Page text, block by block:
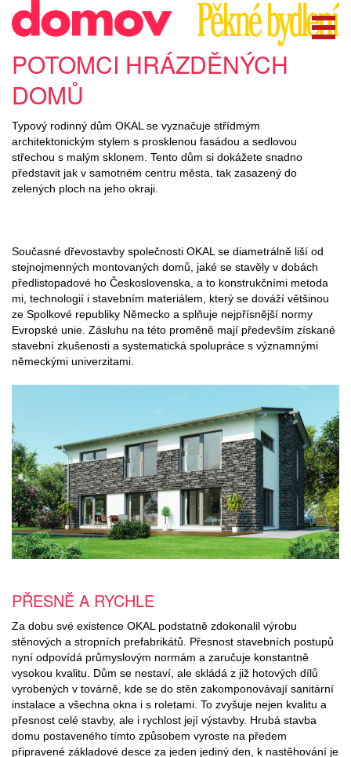
POTOMCI HRÁZDĚNÝCH
DOMŮ
Typový rodinný dům OKAL se vyznačuje střídmým
architektonickým stylem s prosklenou fasádou a sedlovou
střechou s malým sklonem. Tento dům si dokážete snadno
představit jak v samotném centru města, tak zasazený do
zelených ploch na jeho okraji.
Současné dřevostavby společnosti OKAL se diametrálně liší od
stejnojmenných montovaných domů, jaké se stavěly v dobách
předlistopadové ho Československa, a to konstrukčními metoda
mi, technologií i stavebním materiálem, který se dováží většinou
ze Spolkové republiky Německo a splňuje nejpřísnější normy
Evropské unie. Zásluhu na této proměně mají především získané
stavební zkušenosti a systematická spolupráce s významnými
německými univerzitami.
PŘESNĚ A RYCHLE
Za dobu své existence OKAL podstatně zdokonalil výrobu
stěnových a stropních prefabrikátů. Přesnost stavebních postupů
nyní odpovídá průmyslovým normám a zaručuje konstantně
vysokou kvalitu. Dům se nestaví, ale skládá z již hotových dílů
vyrobených v továrně, kde se do stěn zakomponovávají sanitární
instalace a všechna okna i s roletami. To zvyšuje nejen kvalitu a
přesnost celé stavby, ale i rychlost její výstavby. Hrubá stavba
domu postaveného tímto způsobem vyroste na předem
připravené základové desce za jeden jediný den, k nastěhování je